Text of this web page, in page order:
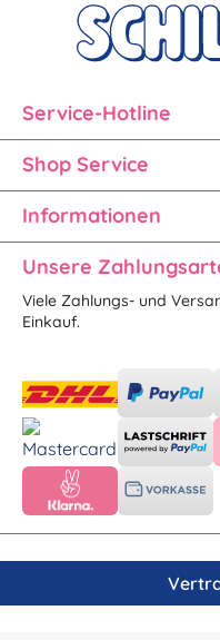
Service-Hotline
Shop Service
Informationen
Unsere
Viele Zahlungs- und
Einkauf.